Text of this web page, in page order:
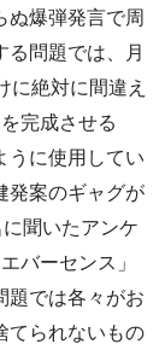
ぬ爆弾発言で周
る問題では、月
に絶対に間違え
完成させる
うに使用してい
発案のギャグが
聞いたアンケ
バーセンス」
題では各々がお
てられないもの